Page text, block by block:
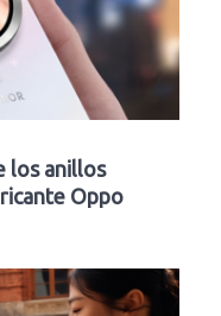
los anillos
Oppo